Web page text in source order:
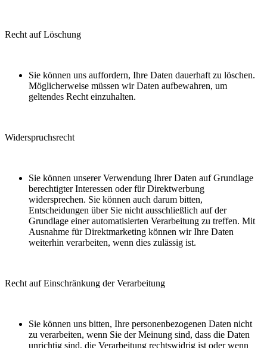
Recht auf Löschung
Sie können uns auffordern, Ihre Daten dauerhaft zu löschen.
Möglicherweise müssen wir Daten aufbewahren, um
geltendes Recht einzuhalten.
Widerspruchsrecht
Sie können unserer Verwendung Ihrer Daten auf Grundlage
berechtigter Interessen oder für Direktwerbung
widersprechen. Sie können auch darum bitten,
Entscheidungen über Sie nicht ausschließlich auf der
Grundlage einer automatisierten Verarbeitung zu treffen. Mit
Ausnahme für Direktmarketing können wir Ihre Daten
weiterhin verarbeiten, wenn dies zulässig ist.
Recht auf Einschränkung der Verarbeitung
Sie können uns bitten, Ihre personenbezogenen Daten nicht
zu verarbeiten, wenn Sie der Meinung sind, dass die Daten
unrichtig sind, die Verarbeitung rechtswidrig ist oder wenn